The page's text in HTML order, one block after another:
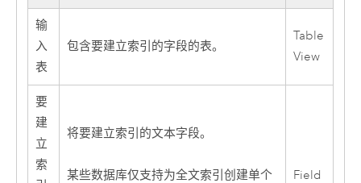
输
入
表
包含要建立索引的字段的表。
Table
View
要
建
立
索
将要建立索引的文本字段。
某些数据库仅支持为全文索引创建单个
Field